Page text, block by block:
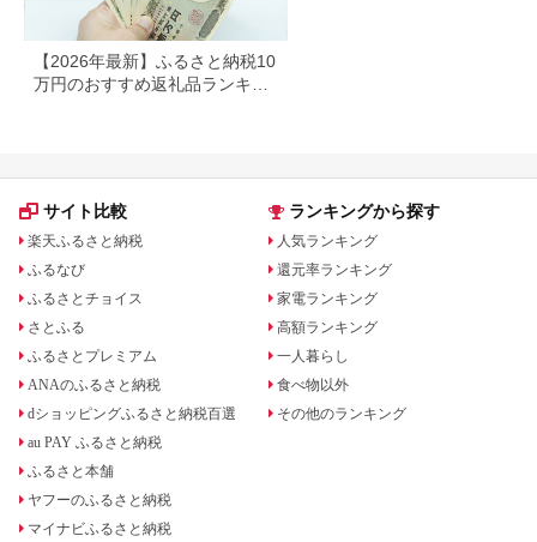
【2026年最新】ふるさと納税10
万円のおすすめ返礼品ランキン
サイト比較
楽天ふるさと納税
ふるなび
ふるさとチョイス
さとふる
ふるさとプレミアム
ANAのふるさと納税
dショッピングふるさと納税百選
au PAY ふるさと納税
ふるさと本舗
ヤフーのふるさと納税
マイナビふるさと納税
ランキングから探す
人気ランキング
還元率ランキング
家電ランキング
高額ランキング
一人暮らし
食べ物以外
その他のランキング